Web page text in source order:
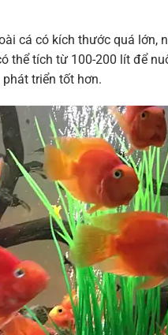
cá có kích thước quá lớn,
thể tích từ 100-200 lít để
triển tốt hơn.